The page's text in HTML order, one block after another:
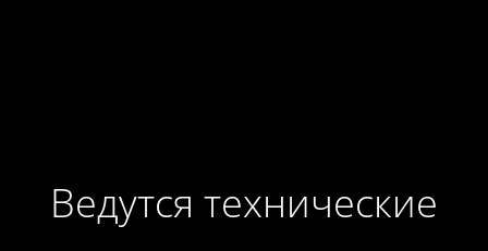
Ведутся технические